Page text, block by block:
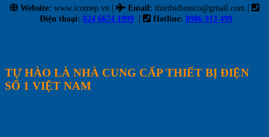
Website: www.icomep.vn | Email: thietbidienico@gmail.com |
Điện thoại: 024 6674 1999 | Hotline: 0986 913 499
TỰ HÀO LÀ NHÀ CUNG CẤP THIẾT BỊ ĐIỆN
SỐ 1 VIỆT NAM